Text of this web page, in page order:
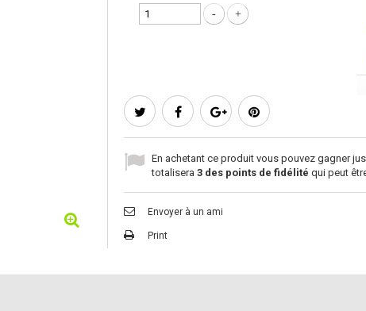
En achetant ce produit vous pouvez gagner
totalisera 3 des points de fidélité qui peut
Envoyer à un ami
Print